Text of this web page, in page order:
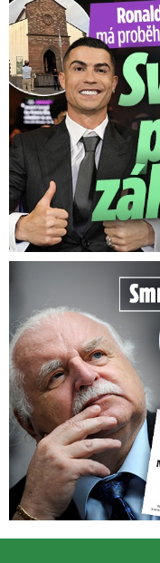
Ronaldova velkolepá
Smrt Milana Knížáka